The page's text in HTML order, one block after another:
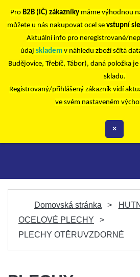
Pro B2B (IČ) zákazníkymáme výhodnou
můžete u nás nakupovat ocel se vstupní
Aktuální info pro neregistrované/
údaj skladem v náhledu zboží sčítá
Budějovice, Třebíč, Tábor), daná položka
skladu.
Registrovaný/přihlášený zákazník vidí
ve svém nastaveném
×
Domovská stránka
OCELOVÉ PLECHY
PLECHY OTĚRUVZDORNÉ